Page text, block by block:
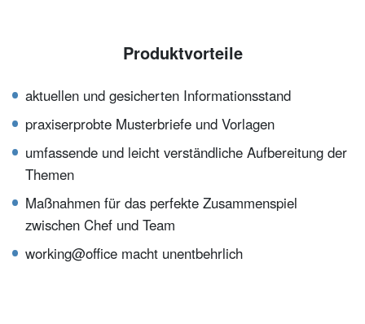
Produktvorteile
aktuellen und gesicherten Informationsstand
praxiserprobte Musterbriefe und Vorlagen
umfassende und leicht verständliche Aufbereitung der
Themen
Maßnahmen für das perfekte Zusammenspiel
zwischen Chef und Team
working@office macht unentbehrlich